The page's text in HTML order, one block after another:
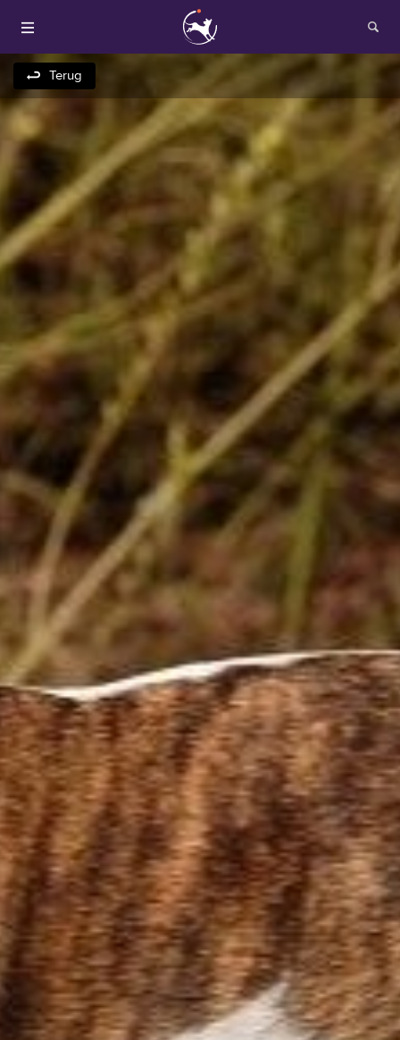
Houden van honden
Fokken met je hond
trainingen
Zoek een vereniging
Activiteiten agenda
Inlog Mijn RvB account
Inlog leden / officials
Over ons
Contact & support
Veelgestelde vragen
Vacatures
Terug